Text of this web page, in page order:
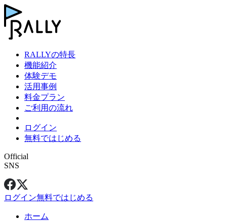
RALLYの特長
機能紹介
体験デモ
活用事例
料金プラン
ご利用の流れ
ログイン
無料ではじめる
Official
SNS
ログイン無料ではじめる
ホーム